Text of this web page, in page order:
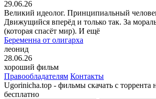
29.06.26
Великий идеолог. Принципиальный
Движущийся вперёд и только так. За
(которая спасёт мир). И ещё
Беременна от олигарха
леонид
28.06.26
хороший фильм
Правообладателям Контакты
Ugorinicha.top - фильмы скачать с торрента
бесплатно